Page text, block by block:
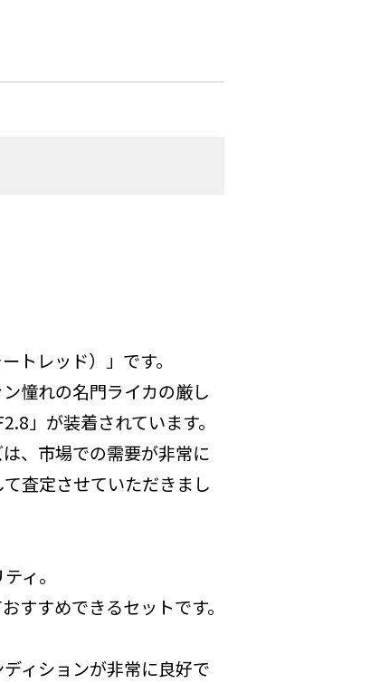
トレッド）」です。
憧れの名門ライカの厳し
」が装着されています。
、市場での需要が非常に
査定させていただきまし
ィ。
すすめできるセットです。
ィションが非常に良好で